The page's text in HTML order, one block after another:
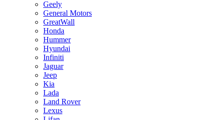
Geely
General Motors
GreatWall
Honda
Hummer
Hyundai
Infiniti
Jaguar
Jeep
Kia
Lada
Land Rover
Lexus